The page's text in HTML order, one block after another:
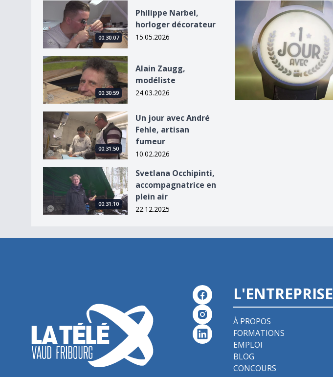
Philippe Narbel, horloger décorateur
00:30:07
Philippe Narbel,
horloger décorateur
15.05.2026
Alain Zaugg, modéliste
00:30:59
Alain Zaugg,
modéliste
24.03.2026
Un jour avec André Fehle, artisan fumeur
00:31:50
Un jour avec André
Fehle, artisan
fumeur
10.02.2026
Svetlana Occhipinti, accompagnatrice en plein air
00:31:10
Svetlana Occhipinti,
accompagnatrice en
plein air
22.12.2025
L'ENTREPRISE
À PROPOS
FORMATIONS
EMPLOI
BLOG
CONCOURS